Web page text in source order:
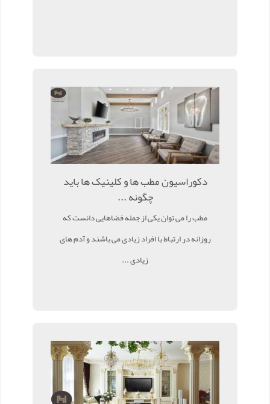
دکوراسیون مطب ها و کلینیک ها باید
چگونه ...
مطب را می توان یکی از جمله فضاهایی دانست که
روزانه در ارتباط با افراد زیادی می باشند و آدم های
زیادی ...